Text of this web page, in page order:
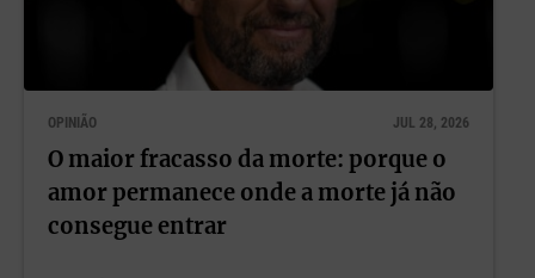
OPINIÃO JUL 28, 2026
O maior fracasso da morte: porque o
amor permanece onde a morte já não
consegue entrar